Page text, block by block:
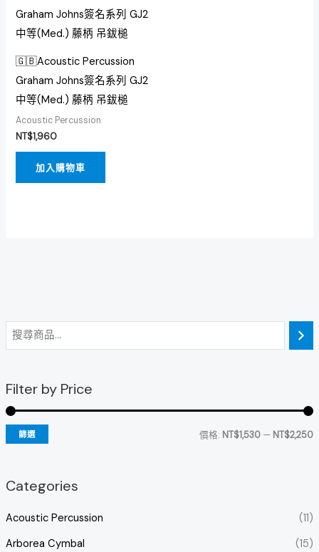
Filter by Price
篩選 價格: NT$1,530 — NT$2,250
Categories
Acoustic Percussion
(11)
Arborea Cymbal
(15)
🇬🇧Acoustic Percussion
Graham Johns簽名系列 GJ2
中等(Med.) 藤柄 吊鈸槌
Acoustic Percussion
NT$1,960
加入購物車